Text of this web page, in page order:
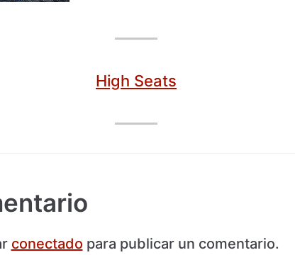
High Seats
conectado para publicar un comentario.